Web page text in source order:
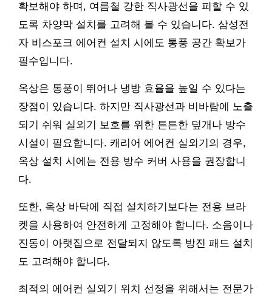
확보해야 하며, 여름철 강한 직사광선을 피할 수 있
도록 차양막 설치를 고려해 볼 수 있습니다. 삼성전
자 비스포크 에어컨 설치 시에도 통풍 공간 확보가
필수입니다.
옥상은 통풍이 뛰어나 냉방 효율을 높일 수 있다는
장점이 있습니다. 하지만 직사광선과 비바람에 노출
되기 쉬워 실외기 보호를 위한 튼튼한 덮개나 방수
시설이 필요합니다. 캐리어 에어컨 실외기의 경우,
옥상 설치 시에는 전용 방수 커버 사용을 권장합니
다.
또한, 옥상 바닥에 직접 설치하기보다는 전용 브라
켓을 사용하여 안전하게 고정해야 합니다. 소음이나
진동이 아랫집으로 전달되지 않도록 방진 패드 설치
도 고려해야 합니다.
최적의 에어컨 실외기 위치 선정을 위해서는 전문가